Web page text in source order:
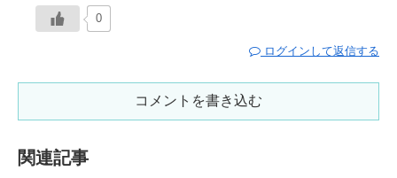
0
ログインして返信する
コメントを書き込む
関連記事